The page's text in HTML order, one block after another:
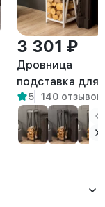
3 301 ₽
Дровница
подставка для
дров с полкой
лофт Тонто
белый/
амаретто
5 140 отзывов